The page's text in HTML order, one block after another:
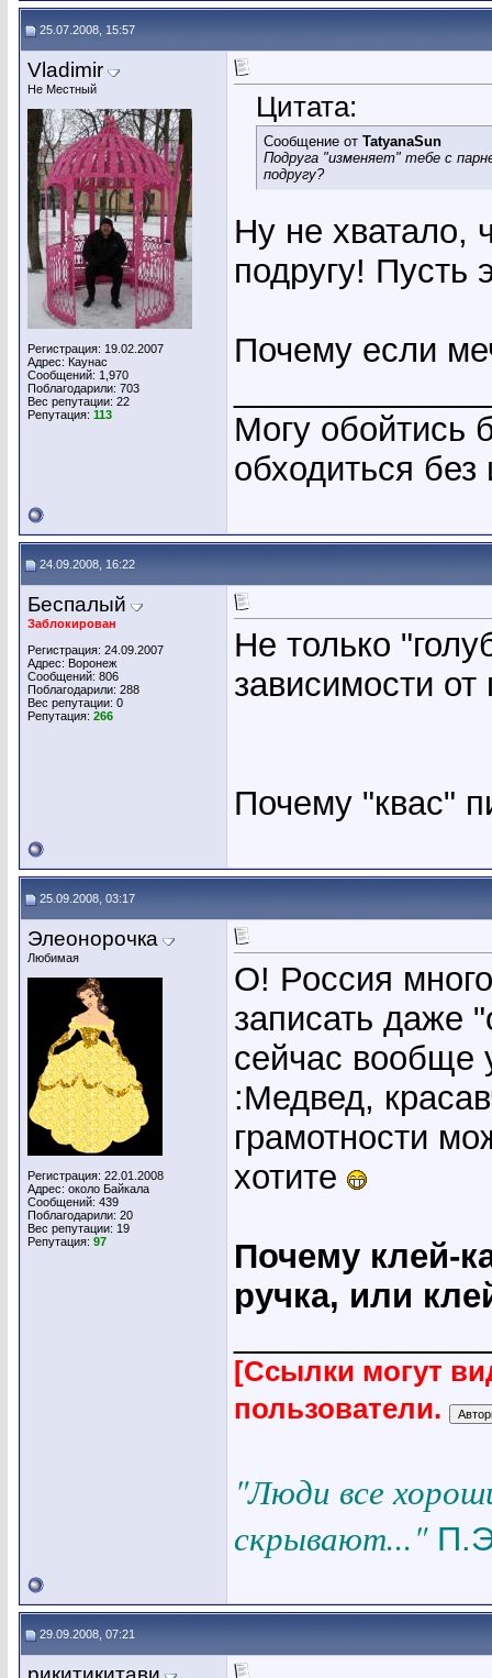
25.07.2008, 15:57
Vladimir
Не Местный
Регистрация: 19.02.2007
Адрес: Каунас
Сообщений: 1,970
Поблагодарили: 703
Вес репутации: 22
Репутация: 113
Цитата:
Сообщение от TatyanaSun
Подруга "изменяет" тебе с
подругу?
Ну не хватало,
подругу! Пусть
Почему если
Могу обойтись
обходиться
24.09.2008, 16:22
Беспалый
Заблокирован
Регистрация: 24.09.2007
Адрес: Воронеж
Сообщений: 806
Поблагодарили: 288
Вес репутации: 0
Репутация: 266
Не только
зависимости
Почему "квас"
25.09.2008, 03:17
Элеонорочка
Любимая
Регистрация: 22.01.2008
Адрес: около Байкала
Сообщений: 439
Поблагодарили: 20
Вес репутации: 19
Репутация: 97
О! Россия
записать даже
сейчас вообще
:Медвед,
грамотности
хотите
Почему клей-
ручка, или
[Ссылки могут
пользователи.
"Люди все
скрывают..."
29.09.2008, 07:21